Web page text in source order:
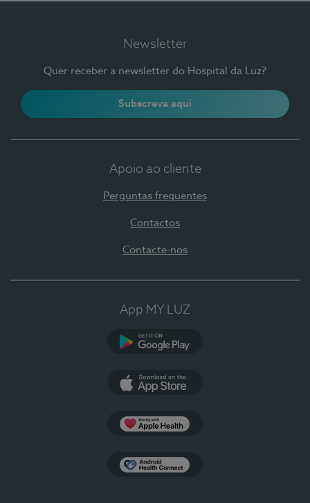
Newsletter
Quer receber a newsletter do Hospital da Luz?
Subscreva aqui
Apoio ao cliente
Perguntas frequentes
Contactos
Contacte-nos
App MY LUZ